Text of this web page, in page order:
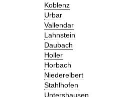
Koblenz
Urbar
Vallendar
Lahnstein
Daubach
Holler
Horbach
Niederelbert
Stahlhofen
Untershausen